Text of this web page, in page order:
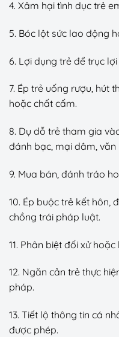
4. Xâm hại tình dục trẻ
5. Bóc lột sức lao động
6. Lợi dụng trẻ để trục
7. Ép trẻ uống rượu, hút
hoặc chất cấm.
8. Dụ dỗ trẻ tham gia
đánh bạc, mại dâm,
9. Mua bán, đánh tráo
10. Ép buộc trẻ kết hôn,
chồng trái pháp luật.
11. Phân biệt đối xử
12. Ngăn cản trẻ thực
pháp.
13. Tiết lộ thông tin cá
được phép.